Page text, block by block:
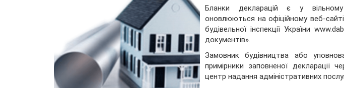
Бланки декларацій є у
оновлюються на офіційному веб-
будівельної інспекції України
документів».
Замовник будівництва або
примірники заповненої декларації
центр надання адміністративних